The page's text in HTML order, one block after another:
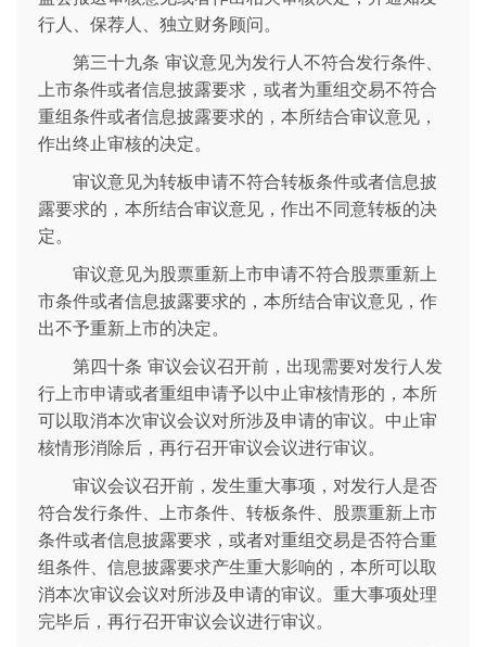
行人、保荐人、独立财务顾问。
第三十九条 审议意见为发行人不符合发行条件、
上市条件或者信息披露要求，或者为重组交易不符合
重组条件或者信息披露要求的，本所结合审议意见，
作出终止审核的决定。
审议意见为转板申请不符合转板条件或者信息披
露要求的，本所结合审议意见，作出不同意转板的决
定。
审议意见为股票重新上市申请不符合股票重新上
市条件或者信息披露要求的，本所结合审议意见，作
出不予重新上市的决定。
第四十条 审议会议召开前，出现需要对发行人发
行上市申请或者重组申请予以中止审核情形的，本所
可以取消本次审议会议对所涉及申请的审议。中止审
核情形消除后，再行召开审议会议进行审议。
审议会议召开前，发生重大事项，对发行人是否
符合发行条件、上市条件、转板条件、股票重新上市
条件或者信息披露要求，或者对重组交易是否符合重
组条件、信息披露要求产生重大影响的，本所可以取
消本次审议会议对所涉及申请的审议。重大事项处理
完毕后，再行召开审议会议进行审议。